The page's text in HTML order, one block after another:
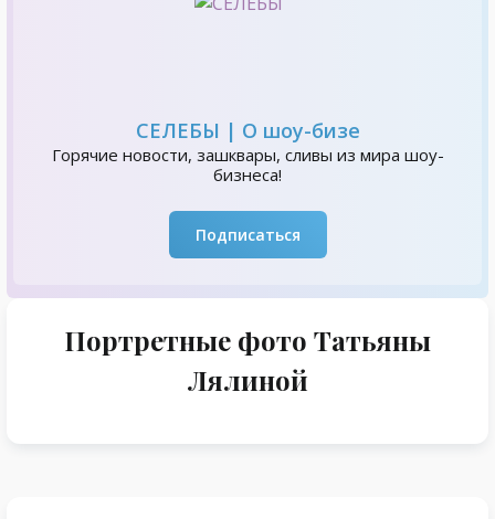
СЕЛЕБЫ | О шоу-бизе
Горячие новости, зашквары, сливы из мира шоу-
бизнеса!
Подписаться
Портретные фото Татьяны
Лялиной